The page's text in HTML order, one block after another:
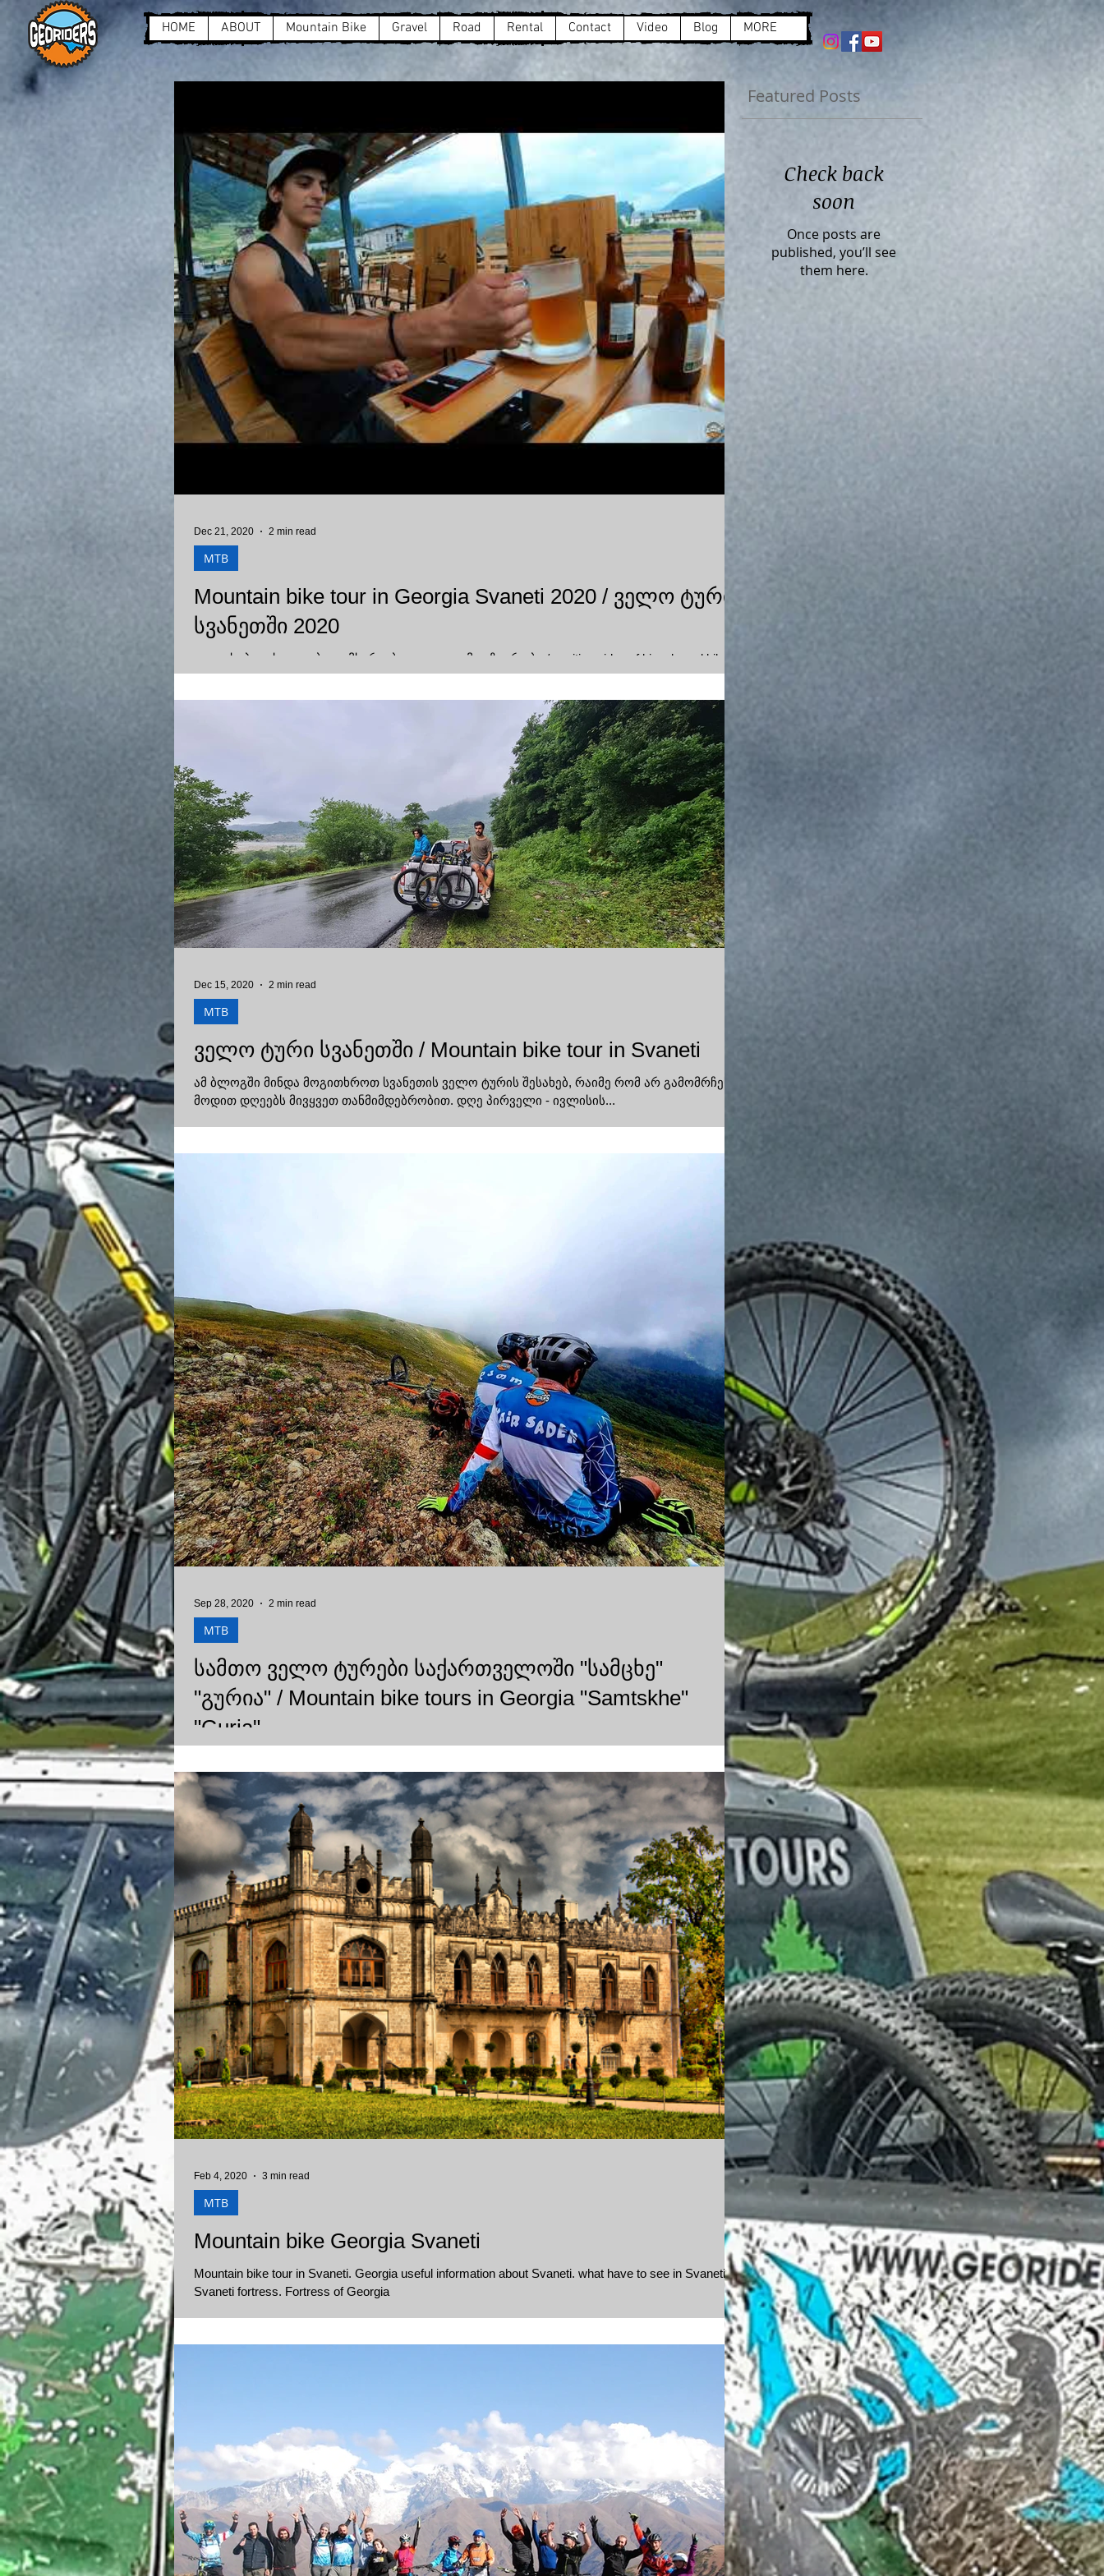
HOME ABOUT Mountain Bike Gravel Road Rental Contact Video Blog MORE
Mountain bike tour in Georgia Svaneti 2020 / ველო ტური
სვანეთში 2020
ველოსიპედის დადებითი მხარეები და ველო მოგზაურობა / positive sides of bicycle and bike
travel
MTB
Dec 21, 2020 2 min read
ველო ტური სვანეთში / Mountain bike tour in Svaneti
ამ ბლოგში მინდა მოგითხროთ სვანეთის ველო ტურის შესახებ, რაიმე რომ არ გამომრჩეს
მოდით დღეებს მივყვეთ თანმიმდებრობით. დღე პირველი - ივლისის...
MTB
Dec 15, 2020 2 min read
სამთო ველო ტურები საქართველოში "სამცხე"
"გურია" / Mountain bike tours in Georgia "Samtskhe"
"Guria"
ველო ტური დასავლეთ საქართველოში რომელიც შედგა ჩვენს მიერ და...
MTB
Sep 28, 2020 2 min read
Mountain bike Georgia Svaneti
Mountain bike tour in Svaneti. Georgia useful information about Svaneti. what have to see in Svaneti.
Svaneti fortress. Fortress of Georgia
MTB
Feb 4, 2020 3 min read
Featured Posts
Check back
soon
Once posts are
published, you’ll see
them here.